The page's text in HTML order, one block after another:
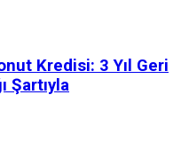
Kredisi: 3 Yıl Geri
Şartıyla